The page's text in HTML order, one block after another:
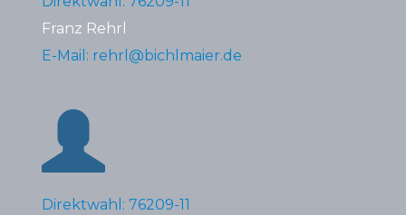
Franz Rehrl
E-Mail: rehrl@bichlmaier.de
Direktwahl: 76209-11